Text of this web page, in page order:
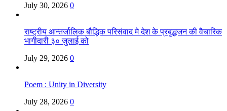
July 30, 2026 0
राष्ट्रीय आन्तर्जालिक बौद्धिक परिसंवाद मे देश के प्रबुद्धजन की वैचारिक
भागीदारी ३० जुलाई को
July 29, 2026 0
Poem : Unity in Diversity
July 28, 2026 0